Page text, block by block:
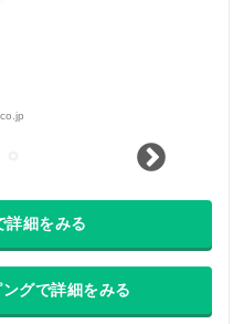
細をみる
グで詳細をみる